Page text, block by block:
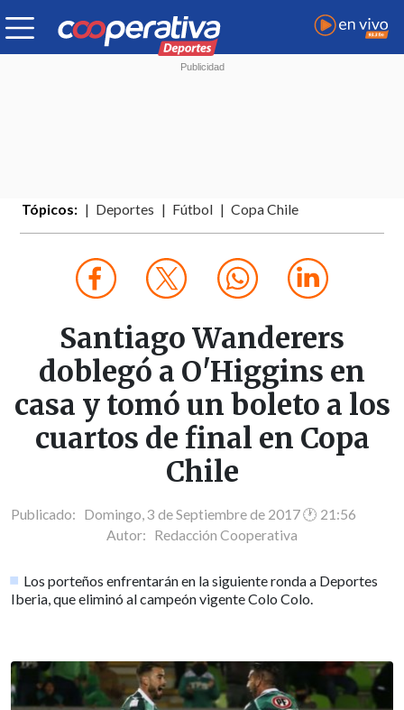
Tópicos: Deportes Fútbol Copa Chile
Santiago Wanderers
doblegó a O'Higgins en
casa y tomó un boleto a los
cuartos de final en Copa
Chile
Publicado: Domingo, 3 de Septiembre de 2017 🕐 21:56
Autor: Redacción Cooperativa
Los porteños enfrentarán en la siguiente ronda a Deportes
Iberia, que eliminó al campeón vigente Colo Colo.